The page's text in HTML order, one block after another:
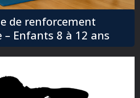
de renforcement
– Enfants 8 à 12 ans